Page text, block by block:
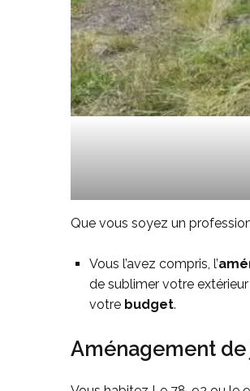
Que vous soyez un
Vous l’avez compris, l’
de sublimer votre
votre budget.
Aménagement